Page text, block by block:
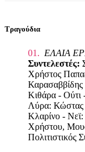
Τραγούδια
01. ΕΛΑΙΑ
Συντελεστές:
Χρήστος
Κιθάρα - Ούτι
Λύρα: Κώστας
Κλαρίνο - Νεϊ:
Χρήστου,
Πολιτιστικός